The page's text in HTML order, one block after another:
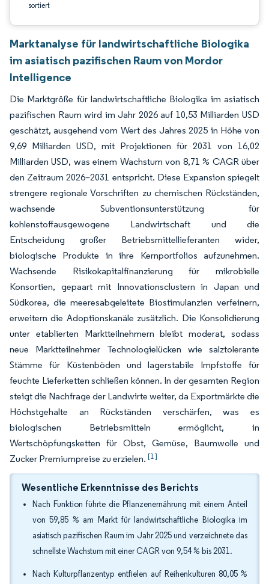
sortiert
Marktanalyse für landwirtschaftliche Biologika
im asiatisch pazifischen Raum von Mordor
Intelligence
Die Marktgröße für landwirtschaftliche Biologika im asiatisch
pazifischen Raum wird im Jahr 2026 auf 10,53 Milliarden USD
geschätzt, ausgehend vom Wert des Jahres 2025 in Höhe von
9,69 Milliarden USD, mit Projektionen für 2031 von 16,02
Milliarden USD, was einem Wachstum von 8,71 % CAGR über
den Zeitraum 2026–2031 entspricht. Diese Expansion spiegelt
strengere regionale Vorschriften zu chemischen Rückständen,
wachsende Subventionsunterstützung für
kohlenstoffausgewogene Landwirtschaft und die
Entscheidung großer Betriebsmittellieferanten wider,
biologische Produkte in ihre Kernportfolios aufzunehmen.
Wachsende Risikokapitalfinanzierung für mikrobielle
Konsortien, gepaart mit Innovationsclustern in Japan und
Südkorea, die meeresabgeleitete Biostimulanzien verfeinern,
erweitern die Adoptionskanäle zusätzlich. Die Konsolidierung
unter etablierten Marktteilnehmern bleibt moderat, sodass
neue Marktteilnehmer Technologielücken wie salztolerante
Stämme für Küstenböden und lagerstabile Impfstoffe für
feuchte Lieferketten schließen können. In der gesamten Region
steigt die Nachfrage der Landwirte weiter, da Exportmärkte die
Höchstgehalte an Rückständen verschärfen, was es
biologischen Betriebsmitteln ermöglicht, in
Wertschöpfungsketten für Obst, Gemüse, Baumwolle und
Zucker Premiumpreise zu erzielen. [1]
Wesentliche Erkenntnisse des Berichts
Nach Funktion führte die Pflanzenernährung mit einem Anteil
von 59,85 % am Markt für landwirtschaftliche Biologika im
asiatisch pazifischen Raum im Jahr 2025 und verzeichnete das
schnellste Wachstum mit einer CAGR von 9,54 % bis 2031.
Nach Kulturpflanzentyp entfielen auf Reihenkulturen 80,05 %